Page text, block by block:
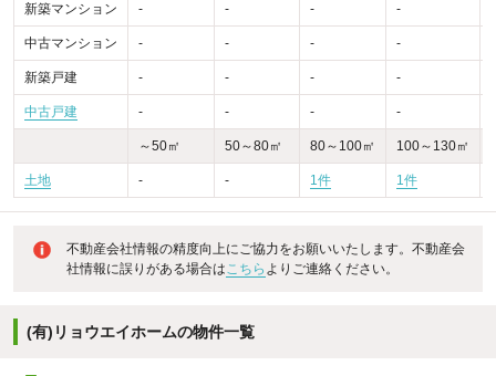
新築マンション - - - -
中古マンション - - - -
新築戸建 - - - -
中古戸建 - - - -
～50㎡ 50～80㎡ 80～100㎡ 100～130㎡
土地 - - 1件 1件
不動産会社情報の精度向上にご協力をお願いいたします。不動産会
社情報に誤りがある場合はこちら よりご連絡ください。
(有)リョウエイホームの物件一覧